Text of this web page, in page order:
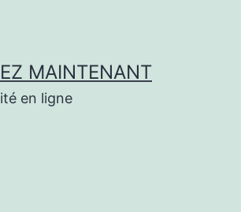
MAINTENANT
en ligne